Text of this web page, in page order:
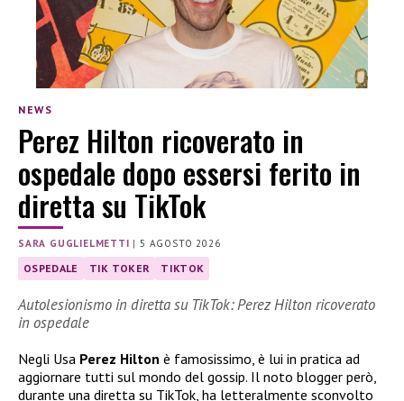
NEWS
Perez Hilton ricoverato in
ospedale dopo essersi ferito in
diretta su TikTok
SARA GUGLIELMETTI |5 AGOSTO 2026
OSPEDALE TIK TOKER TIKTOK
Autolesionismo in diretta su TikTok: Perez Hilton ricoverato
in ospedale
Negli Usa Perez Hilton è famosissimo, è lui in pratica ad
aggiornare tutti sul mondo del gossip. Il noto blogger però,
durante una diretta su TikTok, ha letteralmente sconvolto